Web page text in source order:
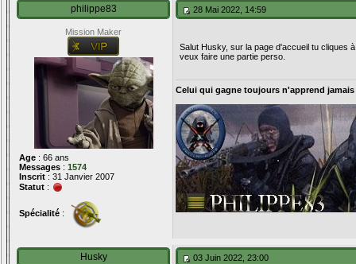
philippe83
Mission Maker
Age : 66 ans
Messages : 1574
Inscrit : 31 Janvier 2007
Statut :
Spécialité :
28 Mai 2022, 14:59
Salut Husky, sur la page d'accueil tu cliques
veux faire une partie perso.
Celui qui gagne toujours n'apprend
Husky 03 Juin 2022, 23:00